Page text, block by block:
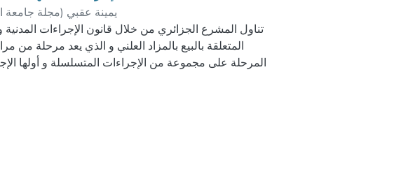
مجلة جامعة) يمينة عقبي
تناول المشرع الجزائري من خلال قانون الإجراءات المدنية و
المتعلقة بالبيع بالمزاد العلني و الذي يعد مرحلة من
المرحلة على مجموعة من الإجراءات المتسلسلة و أولها